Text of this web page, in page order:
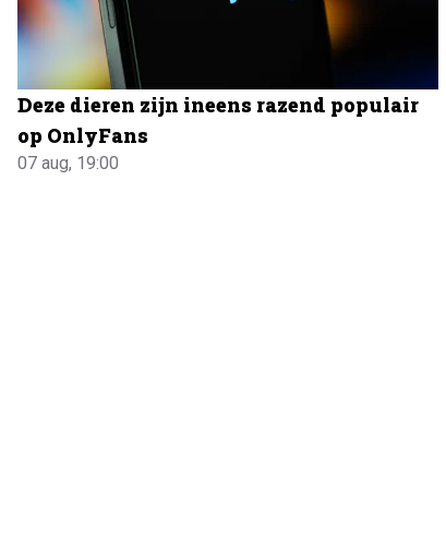
Deze dieren zijn ineens razend populair
op OnlyFans
07 aug, 19:00